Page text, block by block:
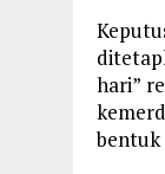
hari”
bentuk